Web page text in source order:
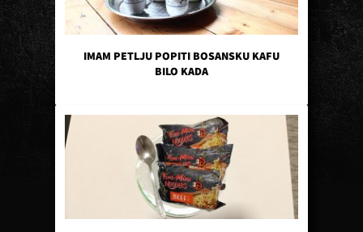
IMAM PETLJU POPITI BOSANSKU KAFU
BILO KADA